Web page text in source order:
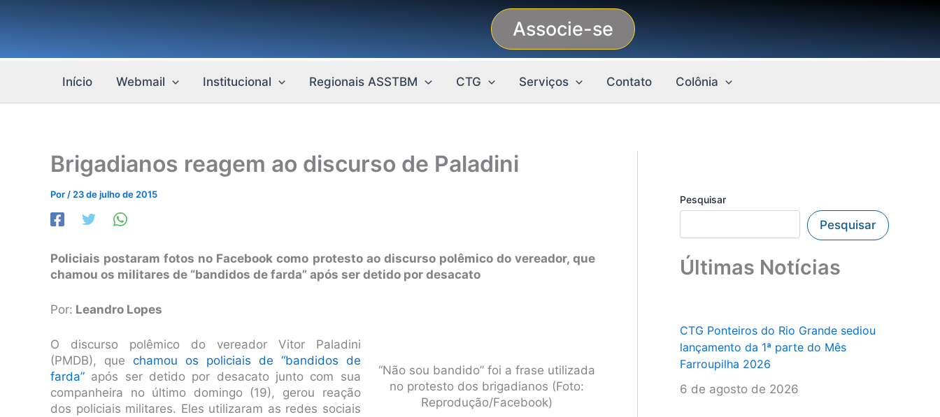
conteúdo
Associe-se
Início Webmail Institucional Regionais ASSTBM CTG Serviços Contato Colônia
Brigadianos reagem ao discurso de Paladini
Por / 23 de julho de 2015
Policiais postaram fotos no Facebook como protesto ao discurso polêmico do vereador, que
chamou os militares de “bandidos de farda” após ser detido por desacato
Por: Leandro Lopes
“Não sou bandido” foi a frase utilizada
no protesto dos brigadianos (Foto:
Reprodução/Facebook)
O discurso polêmico do vereador Vitor Paladini
(PMDB), que chamou os policiais de “bandidos de
farda” após ser detido por desacato junto com sua
companheira no último domingo (19), gerou reação
dos policiais militares. Eles utilizaram as redes sociais
Pesquisar
Pesquisar
Últimas Notícias
CTG Ponteiros do Rio Grande sediou
lançamento da 1ª parte do Mês
Farroupilha 2026
6 de agosto de 2026